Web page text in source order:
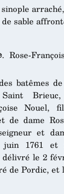
sable
. Rose-
batêmes
Nouel,
de dame
et
1761 et
le 2
de Pordic, et